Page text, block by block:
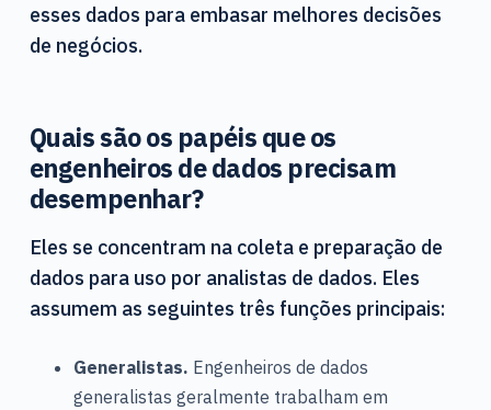
esses dados para embasar melhores decisões
de negócios.
Quais são os papéis que os
engenheiros de dados precisam
desempenhar?
Eles se concentram na coleta e preparação de
dados para uso por analistas de dados. Eles
assumem as seguintes três funções principais:
Generalistas. Engenheiros de dados
generalistas geralmente trabalham em